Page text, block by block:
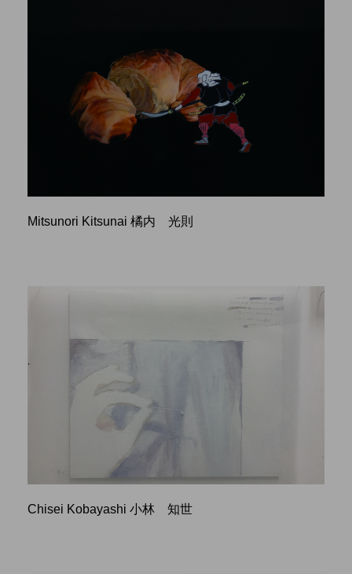
Mitsunori Kitsunai 橘内 光則
Chisei Kobayashi 小林 知世